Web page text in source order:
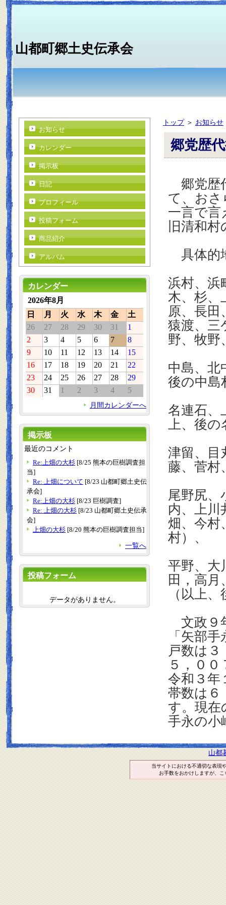
山都町郷土史伝承会
トップ＞ お知らせ
郷党歴
郷党歴
て、お
一言で言
旧清和
具体的
浜村、浜
木、杉、
原、長田
猿渡、三
野、牧野
中島、北
後の中島
名連石、
上、後の
津留、目
藤、菅村
尾野尻、
内、上川
畑、今村
村）、
平野、大
田，高月
（以上
文政９
「矢部
戸数は
５，０
令和３年
帯数は６
す。現在
手永の小
お知らせ
カレンダー
掲示板
日記
プロフィール
投稿フォーム
商品紹介
アルバム
カレンダー
2026年8月
日
月 火 水 木 金
土
26
27 28 29 30 31
1
2
3 4 5 6 7
8
9
10 11 12 13 14
15
16
17 18 19 20 21
22
23
24 25 26 27 28
29
30
31 1 2 3 4 5
月間カレンダーへ
掲示板
最近のコメント
Re:上畑の大杉 [8/25 熊本の巨樹調査担
当]
Re: 上畑について [8/23 山都町郷土史伝
承会]
Re:上畑の大杉 [8/23 巨樹調査]
Re: 上畑の大杉 [8/23 山都町郷土史伝承
会]
上畑の大杉 [8/20 熊本の巨樹調査担当]
一覧へ
投稿フォーム
データがありません。
山都
当サイトにおける不適切な表現
お手数をおかけしますが、こ